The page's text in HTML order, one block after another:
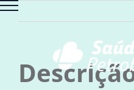
Ir
para